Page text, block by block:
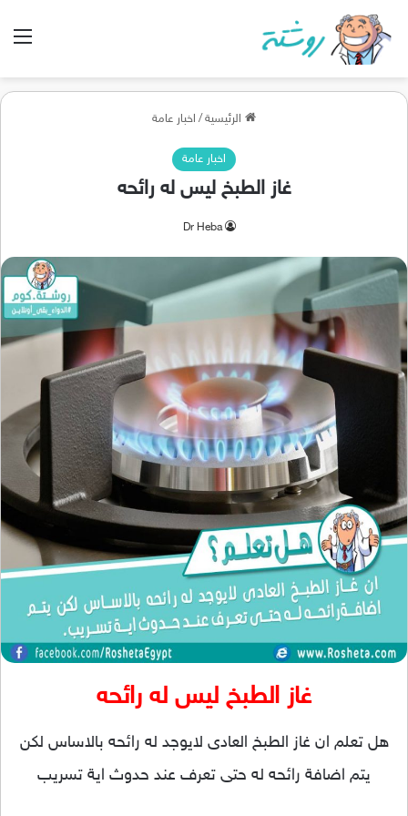
الرئيسية/ اخبار عامة
اخبار عامة
غاز الطبخ ليس له رائحه
Dr Heba
غاز الطبخ ليس له رائحه
هل تعلم ان غاز الطبخ العادى لايوجد له رائحه بالاساس لكن
يتم اضافة رائحه له حتى تعرف عند حدوث اية تسريب